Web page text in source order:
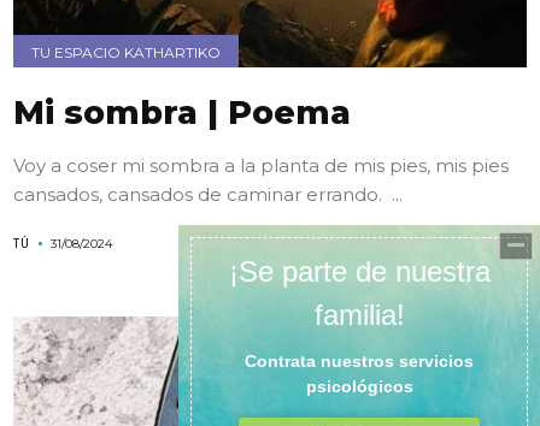
TU ESPACIO KATHARTIKO
Mi sombra | Poema
Voy a coser mi sombra a la planta de mis pies, mis pies
cansados, cansados de caminar errando. ...
TÚ 31/08/2024